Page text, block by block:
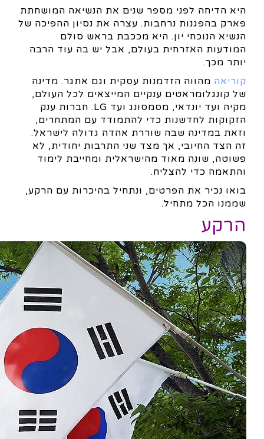
היא הדיחה לפני מספר שנים את הנשיאה המושחתת
פארק בהפגנות נרחבות. עצרה את נסיון ההפיכה של
הנשיא הנוכחי יון. היא מככבת בראש סולם
המודעות האזרחית בעולם, אבל יש בה עוד הרבה
יותר מכך.
קוריאה מהווה הזדמנות עסקית וגם אתגר. מדינה
של קונגלומראטים ענקיים המייצאים לכל העולם,
מקיה ועד יונדאי, מסמסונג ועד LG. חברות ענק
הזקוקות לחדשנות כדי להתמודד עם המתחרים,
וזאת במדינה שבה שוררת אהדה גדולה לישראל.
זה הצד החיובי, אך מצד שני התרבות יחודית, לא
פשוטה, שונה מאוד מהישראלית ומחייבת לימוד
והתאמה כדי להצליח.
בואו נכיר את הפרטים, ונתחיל בהיכרות עם הרקע,
שממנו הכל מתחיל.
הרקע